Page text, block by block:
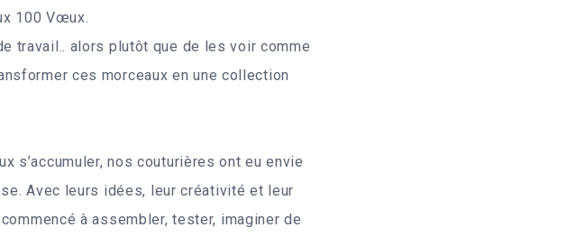
100 Vœux.
travail.. alors plutôt que de les voir comme
ces morceaux en une collection
s’accumuler, nos couturières ont eu envie
Avec leurs idées, leur créativité et leur
à assembler, tester, imaginer de